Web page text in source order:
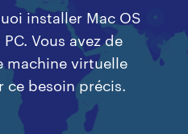
installer Mac OS
Vous avez de
machine virtuelle
ce besoin précis.